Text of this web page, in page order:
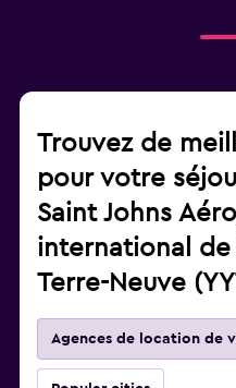
Trouvez de
pour votre
Saint Johns
international de
Terre-Neuve
Agences de location de